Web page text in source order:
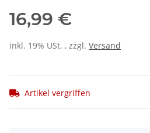
16,99 €
inkl. 19% USt. , zzgl. Versand
Artikel vergriffen